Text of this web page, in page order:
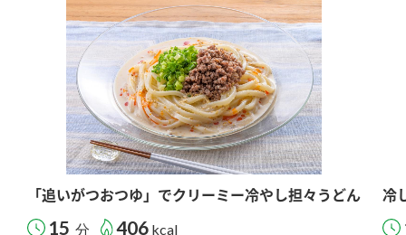
「追いがつおつゆ」でクリーミー冷やし担々うどん
15 分 406 kcal
冷